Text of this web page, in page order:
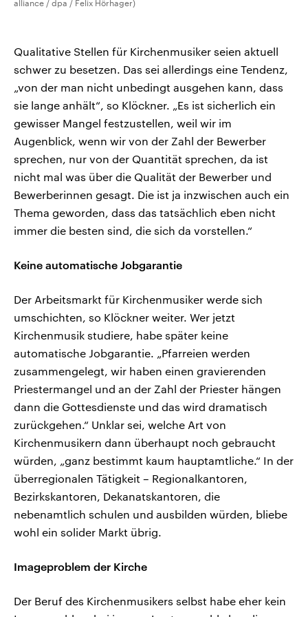
alliance / dpa / Felix Hörhager)
Qualitative Stellen für Kirchenmusiker seien aktuell
schwer zu besetzen. Das sei allerdings eine Tendenz,
„von der man nicht unbedingt ausgehen kann, dass
sie lange anhält“, so Klöckner. „Es ist sicherlich ein
gewisser Mangel festzustellen, weil wir im
Augenblick, wenn wir von der Zahl der Bewerber
sprechen, nur von der Quantität sprechen, da ist
nicht mal was über die Qualität der Bewerber und
Bewerberinnen gesagt. Die ist ja inzwischen auch ein
Thema geworden, dass das tatsächlich eben nicht
immer die besten sind, die sich da vorstellen.“
Keine automatische Jobgarantie
Der Arbeitsmarkt für Kirchenmusiker werde sich
umschichten, so Klöckner weiter. Wer jetzt
Kirchenmusik studiere, habe später keine
automatische Jobgarantie. „Pfarreien werden
zusammengelegt, wir haben einen gravierenden
Priestermangel und an der Zahl der Priester hängen
dann die Gottesdienste und das wird dramatisch
zurückgehen.“ Unklar sei, welche Art von
Kirchenmusikern dann überhaupt noch gebraucht
würden, „ganz bestimmt kaum hauptamtliche.“ In der
überregionalen Tätigkeit – Regionalkantoren,
Bezirkskantoren, Dekanatskantoren, die
nebenamtlich schulen und ausbilden würden, bliebe
wohl ein solider Markt übrig.
Imageproblem der Kirche
Der Beruf des Kirchenmusikers selbst habe eher kein